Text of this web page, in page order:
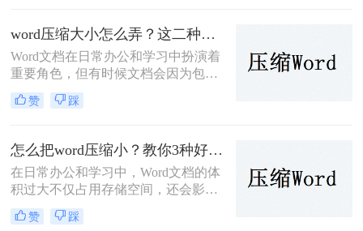
方法。
word压缩大小怎么弄？这二种压缩方法很实用！
Word文档在日常办公和学习中扮演着
重要角色，但有时候文档会因为包含
大量图片、复杂的格式或嵌入对象而
变得庞大，这不仅会占用大量存储空
速度。因此，压缩Word文档大小成为
一项必要的任务。那么word压缩大小
怎么弄呢？本文将介绍两种压缩Word
文档大小的方法。
赞 踩
怎么把word压缩小？教你3种好用的压缩方法！
在日常办公和学习中，Word文档的体
积过大不仅占用存储空间，还会影响
传输速度。为了帮助您有效地减小
Word文档的大小，那么怎么把word压
赞 踩